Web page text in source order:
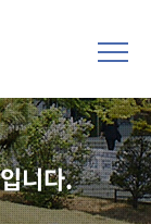
니다.